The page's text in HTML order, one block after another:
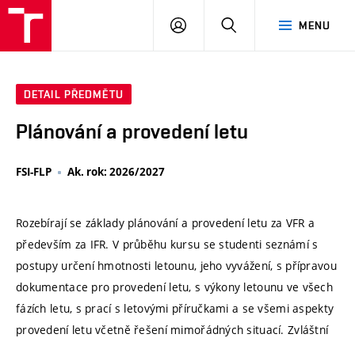
MENU
PŘIHLÁSIT
DETAIL PŘEDMĚTU
Plánování a provedení letu
FSI-FLP Ak. rok: 2026/2027
Rozebírají se základy plánování a provedení letu za VFR a
především za IFR. V průběhu kursu se studenti seznámí s
postupy určení hmotnosti letounu, jeho vyvážení, s přípravou
dokumentace pro provedení letu, s výkony letounu ve všech
fázích letu, s prací s letovými příručkami a se všemi aspekty
provedení letu včetně řešení mimořádných situací. Zvláštní